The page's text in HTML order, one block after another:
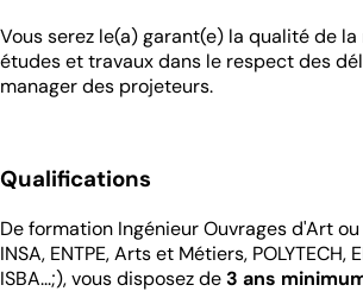
Vous serez le(a) garant(e) la qualité de
études et travaux dans le respect des
manager des projeteurs.
Qualifications
De formation Ingénieur Ouvrages d'Art ou
INSA, ENTPE, Arts et Métiers, POLYTECH,
ISBA...;), vous disposez de3 ans